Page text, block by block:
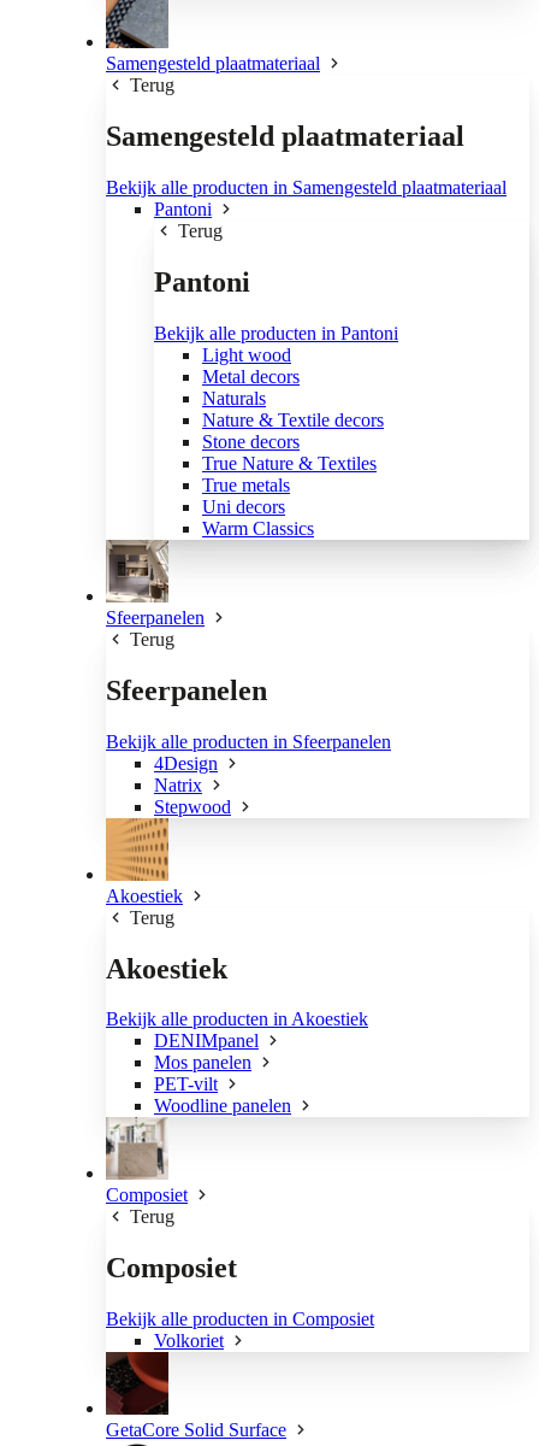
Samengesteld plaatmateriaal
Terug
Samengesteld plaatmateriaal
Bekijk alle producten in Samengesteld plaatmateriaal
Pantoni
Terug
Pantoni
Bekijk alle producten in Pantoni
Light wood
Metal decors
Naturals
Nature & Textile decors
Stone decors
True Nature & Textiles
True metals
Uni decors
Warm Classics
Sfeerpanelen
Terug
Sfeerpanelen
Bekijk alle producten in Sfeerpanelen
4Design
Natrix
Stepwood
Akoestiek
Terug
Akoestiek
Bekijk alle producten in Akoestiek
DENIMpanel
Mos panelen
PET-vilt
Woodline panelen
Composiet
Terug
Composiet
Bekijk alle producten in Composiet
Volkoriet
GetaCore Solid Surface